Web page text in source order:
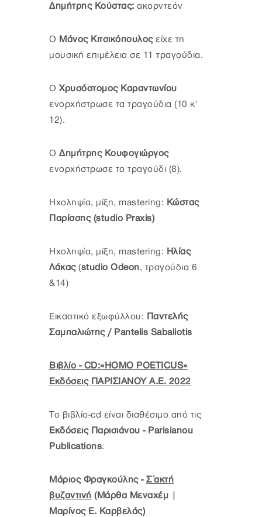
Δημήτρης Κούστας: ακορντεόν
Ο Μάνος Κιτσικόπουλοςείχε τη
μουσική επιμέλεια σε 11 τραγούδια.
Ο Χρυσόστομος Καραντωνίου
ενορχήστρωσε τα τραγούδια (10 κ'
12).
Ο Δημήτρης Κουφογιώργος
ενορχήστρωσε το τραγούδι (8).
Hχοληψία, μίξη, mastering: Κώστας
Παρίσσης (studio Praxis)
Hχοληψία, μίξη, mastering: Ηλίας
Λάκας (studio Odeon, τραγούδια 6
&14)
Εικαστικό εξωφύλλου: Παντελής
Σαμπαλιώτης / Pantelis Sabaliotis
Βιβλίο - CD:«HOMO POETICUS»
Εκδόσεις ΠΑΡΙΣΙΑΝΟΥ Α.Ε. 2022
Το βιβλίο-cd είναι διαθέσιμο από τις
Εκδόσεις Παρισιάνου - Parisianou
Publications.
Μάριος Φραγκούλης -Σ΄ακτή
βυζαντινή (Μάρθα Μεναχέμ |
Μαρίνος Ε. Καρβελάς)